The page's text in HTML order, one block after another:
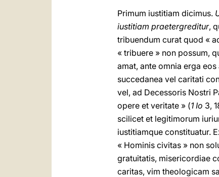
Primum iustitiam dicimus.
iustitiam praetergreditur,
tribuendum curat quod «
« tribuere » non possum,
amat, ante omnia erga
succedanea vel caritati
vel, ad Decessoris Nostri
opere et veritate » (1 Io 3,
scilicet et legitimorum
iustitiamque constituatur.
« Hominis civitas » non
gratuitatis, misericordiae
caritas, vim theologicam